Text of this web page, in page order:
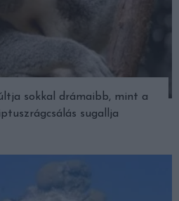
sokkal drámaibb, mint a
sugallja